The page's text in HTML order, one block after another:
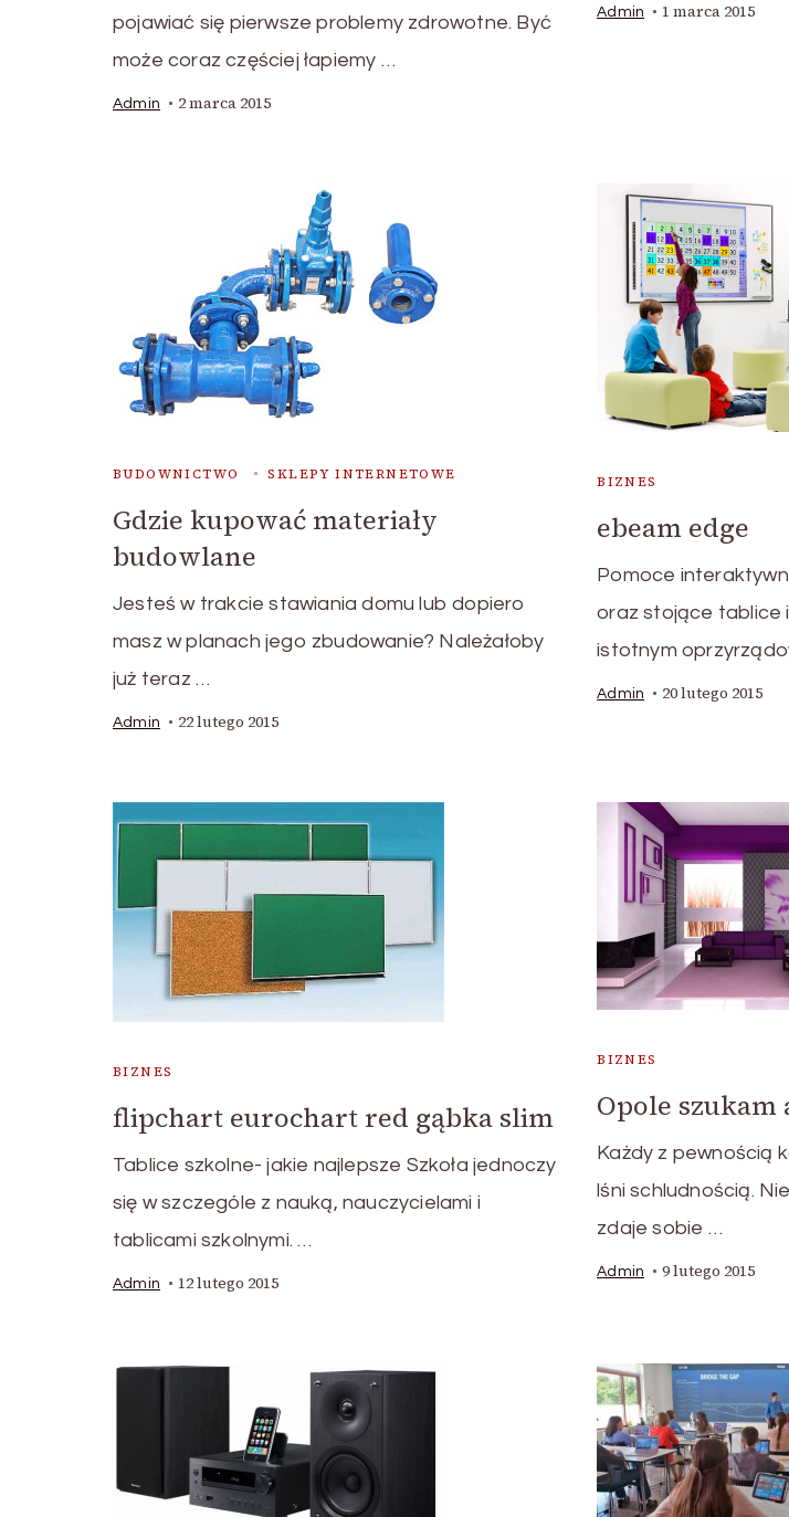
pojawiać się pierwsze problemy zdrowotne. Być
może coraz częściej łapiemy …
Admin 2 marca 2015
Admin 1 marca 2015
BUDOWNICTWO SKLEPY INTERNETOWE
Gdzie kupować materiały
budowlane
Jesteś w trakcie stawiania domu lub dopiero
masz w planach jego zbudowanie? Należałoby
już teraz …
Admin 22 lutego 2015
BIZNES
ebeam edge
Pomoce
oraz stojące tablice
istotnym
Admin 20 lutego 2015
BIZNES
flipchart eurochart red gąbka slim
Tablice szkolne- jakie najlepsze Szkoła jednoczy
się w szczególe z nauką, nauczycielami i
tablicami szkolnymi. …
Admin 12 lutego 2015
BIZNES
Opole
Każdy z pewnością
lśni schludnością.
zdaje sobie …
Admin 9 lutego 2015